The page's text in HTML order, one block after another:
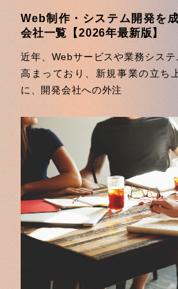
Web制作・システム開発を
会社一覧【2026年最新版】
近年、Webサービスや業務シス
高まっており、新規事業の立ち
に、開発会社への外注